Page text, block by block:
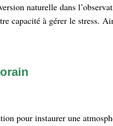
naturelle dans
à gérer le stress.
pour instaurer une